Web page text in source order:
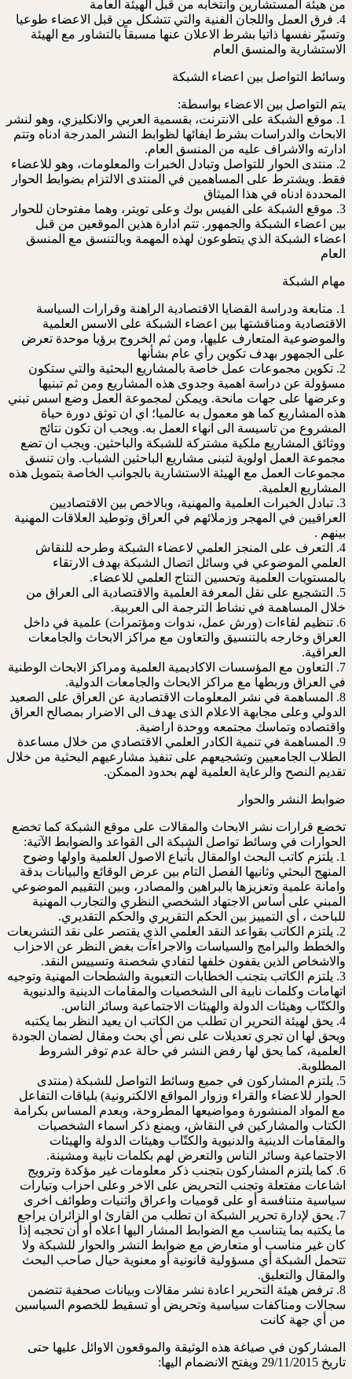
من هيئة المستشارين وانتخابه من قبل الهيئة العامة
4. فرق العمل واللجان الفنية والتي تتشكل من قبل الاعضاء طوعيا
وتسيّر نفسها ذاتيا بشرط الاعلان عنها مسبقاً بالتشاور مع الهيئة
الاستشارية والمنسق العام
وسائط التواصل بين اعضاء الشبكة
يتم التواصل بين الاعضاء بواسطة:
1. موقع الشبكة على الانترنت، بقسمية العربي والانكليزي، وهو لنشر
الابحاث والدراسات بشرط ايفائها لظوابط النشر المدرجة ادناه وتتم
ادارته والاشراف عليه من المنسق العام.
2. منتدى الحوار للتواصل وتبادل الخبرات والمعلومات، وهو للاعضاء
فقط. ويشترط على المساهمين في المنتدى الالتزام بضوابط الحوار
المحددة ادناه في هذا الميثاق
3. موقع الشبكة على الفيس بوك وعلى تويتر، وهما مفتوحان للحوار
بين اعضاء الشبكة والجمهور. تتم ادارة هذين الموقعين من قبل
اعضاء الشبكة الذي يتطوعون لهذه المهمة وبالتنسق مع المنسق
العام
مهام الشبكة
1. متابعة ودراسة القضايا الاقتصادية الراهنة وقرارات السياسة
الاقتصادية ومناقشتها بين اعضاء الشبكة على الاسس العلمية
والموضوعية المتعارف عليها، ومن ثم الخروج برؤيا موحدة تعرض
على الجمهور بهدف تكوين رأي عام بشأنها
2. تكوين مجموعات عمل خاصة بالمشاريع البحثية والتي ستكون
مسؤولة عن دراسة اهمية وجدوى هذه المشاريع ومن ثم تبنيها
وعرضها على جهات مانحة. ويمكن لمجموعة العمل وضع اسس تبني
هذه المشاريع كما هو معمول به عالميا؛ اي ان توثق دورة حياة
المشروع من تاسيسة الى انهاء العمل به. ويجب ان تكون نتائج
ووثائق المشاريع ملكية مشتركة للشبكة والباحثين. ويجب ان تضع
مجموعة العمل اولوية لتبنى مشاريع الباحثين الشباب. وان تنسق
مجموعات العمل مع الهيئة الاستشارية بالجوانب الخاصة بتمويل هذه
المشاريع العلمية.
3. تبادل الخبرات العلمية والمهنية، وبالاخص بين الاقتصاديين
العراقيين في المهجر وزملائهم في العراق وتوطيد العلاقات المهنية
بينهم .
4. التعرف على المنجز العلمي لاعضاء الشبكة وطرحه للنقاش
العلمي الموضوعي في وسائل اتصال الشبكة بهدف الارتقاء
بالمستويات العلمية وتحسين النتاج العلمي للاعضاء.
5. التشجيع على نقل المعرفة العلمية والاقتصادية الى العراق من
خلال المساهمة في نشاط الترجمة الى العربية.
6. تنظيم لقاءات (ورش عمل، ندوات ومؤتمرات) علمية في داخل
العراق وخارجه بالتنسيق والتعاون مع مراكز الابحاث والجامعات
العراقية.
7. التعاون مع المؤسسات الاكاديمية العلمية ومراكز الابحاث الوطنية
في العراق وربطها مع مراكز الابحاث والجامعات الدولية.
8. المساهمة في نشر المعلومات الاقتصادية عن العراق على الصعيد
الدولي وعلى مجابهة الاعلام الذى يهدف الى الاضرار بمصالح العراق
واقتصاده وتماسك مجتمعه ووحدة اراضية.
9. المساهمة في تنمية الكادر العلمي الاقتصادي من خلال مساعدة
الطلاب الجامعيين وتشجيعهم على تنفيذ مشارعيهم البحثية من خلال
تقديم النصح والرعاية العلمية لهم بحدود الممكن.
ضوابط النشر والحوار
تخضع قرارات نشر الابحاث والمقالات على موقع الشبكة كما تخضع
الحوارات في وسائط تواصل الشبكة الى القواعد والضوابط الآتية:
1. يلتزم كاتب البحث اوالمقال بأتباع الاصول العلمية واولها وضوح
المنهج البحثي وثانيها الفصل التام بين عرض الوقائع والبيانات بدقة
وامانة علمية وتعزيزها بالبراهين والمصادر، وبين التقييم الموضوعي
المبني على أساس الاجتهاد الشخصي النظري والتجارب المهنية
للباحث ، أي التمييز بين الحكم التقريري والحكم التقديري.
2. يلتزم الكاتب بقواعد النقد العلمي الذي يقتصر على نقد التشريعات
والخطط والبرامج والسياسات والاجراءآت بغض النظر عن الاحزاب
والاشخاص الذين يقفون خلفها لتفادي شخصنة وتسييس النقد.
3. يلتزم الكاتب بتجنب الخطابات التعبوية والشطحات المهنية وتوجيه
اتهامات وكلمات نابية الى الشخصيات والمقامات الدينية والدنيوية
والكتّاب وهيئات الدولة والهيئات الاجتماعية وسائر الناس.
4. يحق لهيئة التحرير ان تطلب من الكاتب ان يعيد النظر بما يكتبه
ويحق لها ان تجري تعديلات على نص أي بحث ومقال لضمان الجودة
العلمية، كما يحق لها رفض النشر في حالة عدم توفر الشروط
المطلوبة.
5. يلتزم المشاركون في جميع وسائط التواصل للشبكة (منتدى
الحوار للاعضاء والقراء وزوار المواقع الالكترونية) بلياقات التفاعل
مع المواد المنشورة ومواضيعها المطروحة، وبعدم المساس بكرامة
الكتاب والمشاركين في النقاش، ويمنع ذكر اسماء الشخصيات
والمقامات الدينية والدنيوية والكتّاب وهيئات الدولة والهيئات
الاجتماعية وسائر الناس والتعرض لهم بكلمات نابية ومشينة.
6. كما يلتزم المشاركون بتجنب ذكر معلومات غير مؤكدة وترويج
اشاعات مفتعلة وتجنب التحريض على الاخر وعلى احزاب وتيارات
سياسية متنافسة أو على قوميات واعراق واثنيات وطوائف اخرى
7. يحق لإدارة تحرير الشبكة ان تطلب من القارئ او الزائران يراجع
ما يكتبه بما يتناسب مع الضوابط المشار اليها اعلاه أو أن تحجبه إذا
كان غير مناسب أو متعارض مع ضوابط النشر والحوار للشبكة ولا
تتحمل الشبكة أي مسؤولية قانونية أو معنوية حيال صاحب البحث
والمقال والتعليق.
8. ترفض هيئة التحرير اعادة نشر مقالات وبيانات صحفية تتضمن
سجالات ومناكفات سياسية وتحريض أو تسقيط للخصوم السياسين
من أي جهة كانت
المشاركون في صياغة هذه الوثيقة والموقعون الاوائل عليها حتى
تاريخ 29/11/2015 ويفتح الانضمام اليها: